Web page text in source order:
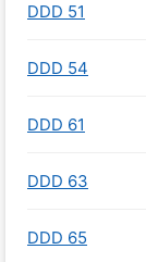
DDD 51
DDD 54
DDD 61
DDD 63
DDD 65